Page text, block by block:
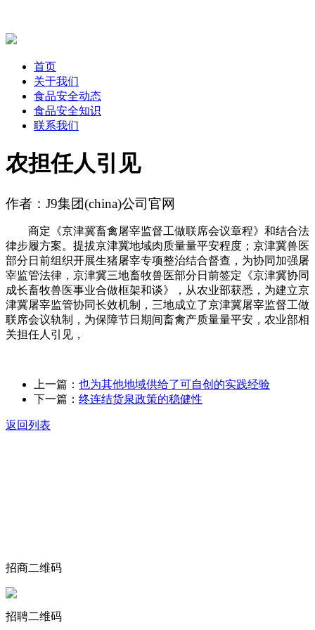
首页
关于我们
食品安全动态
食品安全知识
联系我们
农担任人引见
作者：J9集团(china)公司官网
商定《京津冀畜禽屠宰监督工做联席会议章程》和结合法
律步履方案。提拔京津冀地域肉质量量平安程度；京津冀兽医
部分日前组织开展生猪屠宰专项整治结合督查，为协同加强屠
宰监管法律，京津冀三地畜牧兽医部分日前签定《京津冀协同
成长畜牧兽医事业合做框架和谈》，从农业部获悉，为建立京
津冀屠宰监管协同长效机制，三地成立了京津冀屠宰监督工做
联席会议轨制，为保障节日期间畜禽产质量量平安，农业部相
关担任人引见，
上一篇： 也为其他地域供给了可自创的实践经验
下一篇： 终连结货泉政策的稳健性
返回列表
招商二维码
招聘二维码